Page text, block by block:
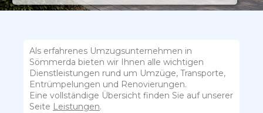
Als erfahrenes Umzugsunternehmen in
Sömmerda bieten wir Ihnen alle wichtigen
Dienstleistungen rund um Umzüge, Transporte,
Entrümpelungen und Renovierungen.
Eine vollständige Übersicht finden Sie auf unserer
Seite Leistungen.